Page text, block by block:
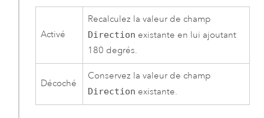
Activé
Recalculez la valeur de champ
Direction existante en lui ajoutant
180 degrés.
Décoché
Conservez la valeur de champ
Direction existante.